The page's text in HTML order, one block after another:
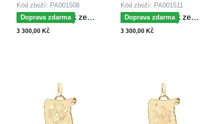
Kód zboží: PA001508
Doprava zdarma
MOISS přívěsek ze
žlutého zlata PÍSMENO
3 300,00 Kč
Kód zboží: PA001511
Doprava zdarma
MOISS přívěsek ze
žlutého zlata PÍSMENO
3 300,00 Kč